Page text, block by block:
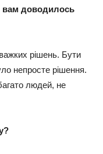
вам доводилось
рішень. Бути
непросте рішення.
людей, не